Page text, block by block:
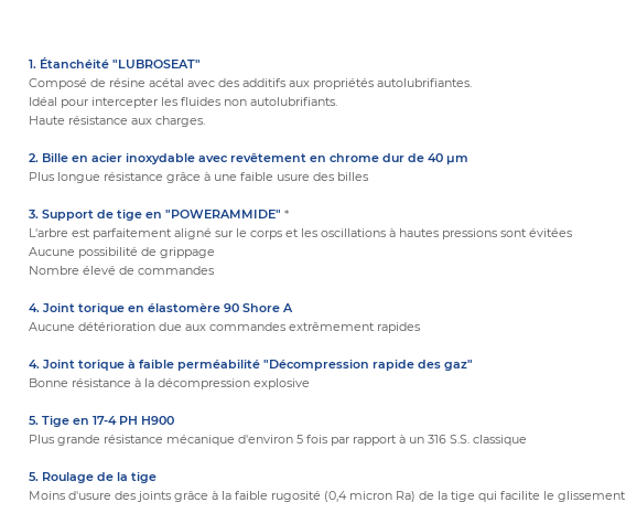
1. Étanchéité "LUBROSEAT"
Composé de résine acétal avec des additifs aux propriétés autolubrifiantes.
Idéal pour intercepter les fluides non autolubrifiants.
Haute résistance aux charges.
2. Bille en acier inoxydable avec revêtement en chrome dur de 40 μm
Plus longue résistance grâce à une faible usure des billes
3. Support de tige en "POWERAMMIDE" *
L'arbre est parfaitement aligné sur le corps et les oscillations à hautes pressions sont évitées
Aucune possibilité de grippage
Nombre élevé de commandes
4. Joint torique en élastomère 90 Shore A
Aucune détérioration due aux commandes extrêmement rapides
4. Joint torique à faible perméabilité "Décompression rapide des gaz"
Bonne résistance à la décompression explosive
5. Tige en 17-4 PH H900
Plus grande résistance mécanique d'environ 5 fois par rapport à un 316 S.S. classique
5. Roulage de la tige
Moins d'usure des joints grâce à la faible rugosité (0,4 micron Ra) de la tige qui facilite le glissement